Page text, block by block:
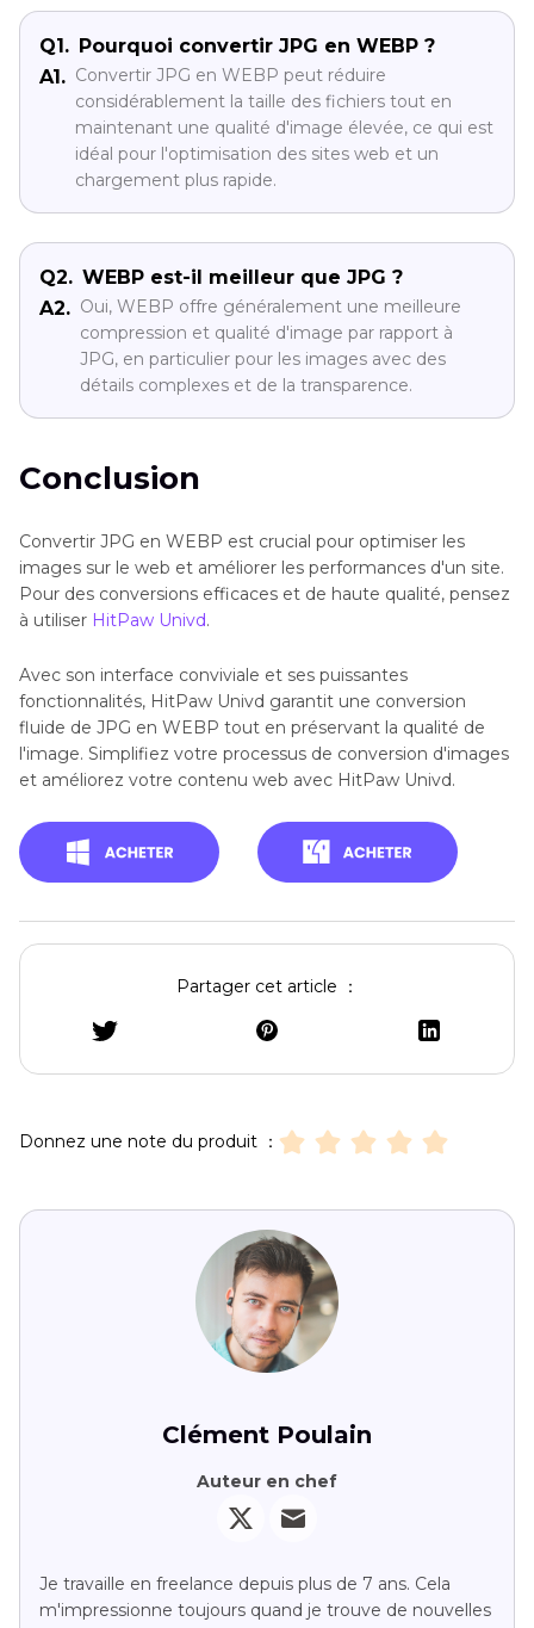
Q1. Pourquoi convertir JPG en WEBP ?
A1. Convertir JPG en WEBP peut réduire
considérablement la taille des fichiers tout en
maintenant une qualité d'image élevée, ce qui est
idéal pour l'optimisation des sites web et un
chargement plus rapide.
Q2. WEBP est-il meilleur que JPG ?
A2. Oui, WEBP offre généralement une meilleure
compression et qualité d'image par rapport à
JPG, en particulier pour les images avec des
détails complexes et de la transparence.
Conclusion
Convertir JPG en WEBP est crucial pour optimiser les
images sur le web et améliorer les performances d'un site.
Pour des conversions efficaces et de haute qualité, pensez
à utiliser HitPaw Univd.
Avec son interface conviviale et ses puissantes
fonctionnalités, HitPaw Univd garantit une conversion
fluide de JPG en WEBP tout en préservant la qualité de
l'image. Simplifiez votre processus de conversion d'images
et améliorez votre contenu web avec HitPaw Univd.
Partager cet article ：
Donnez une note du produit ：
Clément Poulain
Auteur en chef
Je travaille en freelance depuis plus de 7 ans. Cela
m'impressionne toujours quand je trouve de nouvelles